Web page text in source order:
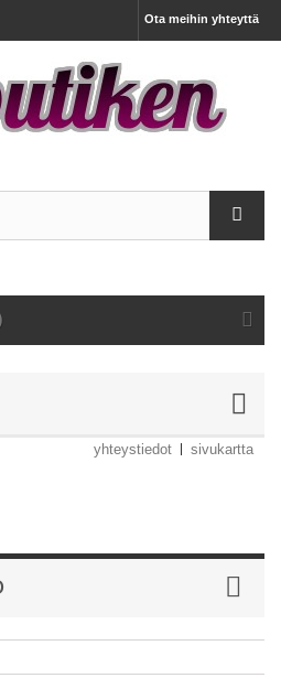
Ota meihin yhteyttä
yhteystiedot sivukartta